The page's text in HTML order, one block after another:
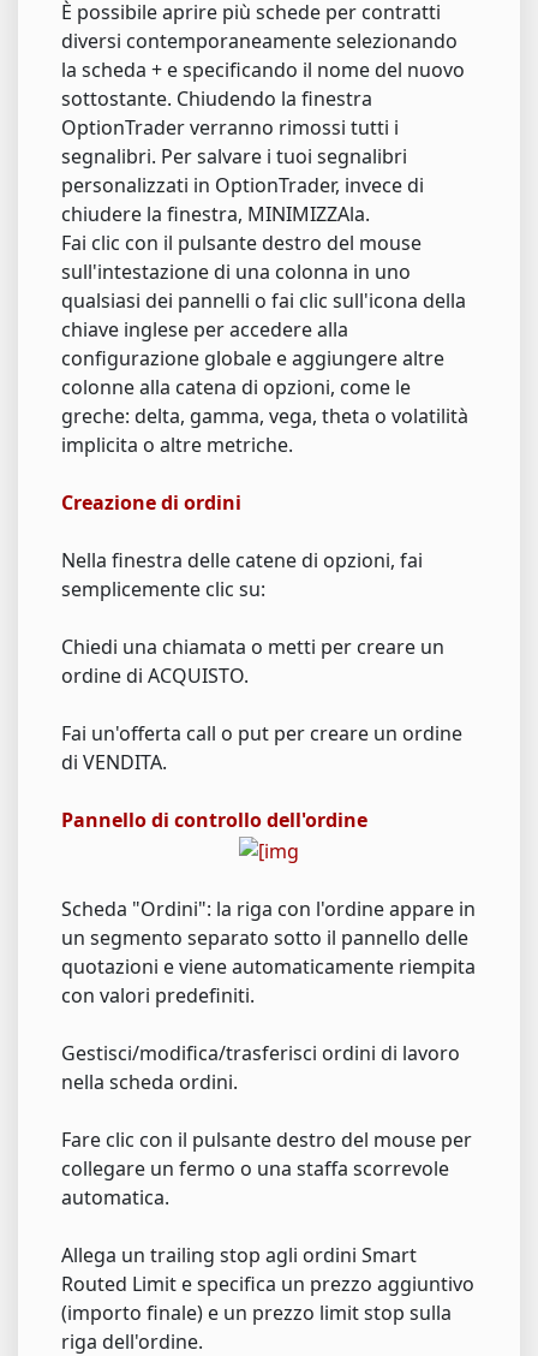
È possibile aprire più schede per contratti
diversi contemporaneamente selezionando
la scheda + e specificando il nome del nuovo
sottostante. Chiudendo la finestra
OptionTrader verranno rimossi tutti i
segnalibri. Per salvare i tuoi segnalibri
personalizzati in OptionTrader, invece di
chiudere la finestra, MINIMIZZAla.
Fai clic con il pulsante destro del mouse
sull'intestazione di una colonna in uno
qualsiasi dei pannelli o fai clic sull'icona della
chiave inglese per accedere alla
configurazione globale e aggiungere altre
colonne alla catena di opzioni, come le
greche: delta, gamma, vega, theta o volatilità
implicita o altre metriche.
Creazione di ordini
Nella finestra delle catene di opzioni, fai
semplicemente clic su:
Chiedi una chiamata o metti per creare un
ordine di ACQUISTO.
Fai un'offerta call o put per creare un ordine
di VENDITA.
Pannello di controllo dell'ordine
Scheda "Ordini": la riga con l'ordine appare in
un segmento separato sotto il pannello delle
quotazioni e viene automaticamente riempita
con valori predefiniti.
Gestisci/modifica/trasferisci ordini di lavoro
nella scheda ordini.
Fare clic con il pulsante destro del mouse per
collegare un fermo o una staffa scorrevole
automatica.
Allega un trailing stop agli ordini Smart
Routed Limit e specifica un prezzo aggiuntivo
(importo finale) e un prezzo limit stop sulla
riga dell'ordine.